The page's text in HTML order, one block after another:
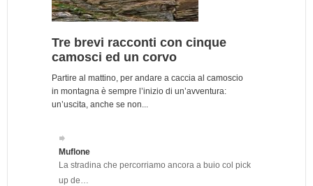
Tre brevi racconti con cinque
camosci ed un corvo
Partire al mattino, per andare a caccia al camoscio
in montagna è sempre l’inizio di un’avventura:
un’uscita, anche se non...
Muflone
La stradina che percorriamo ancora a buio col pick
up de…